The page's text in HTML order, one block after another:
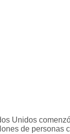
Unidos
de personas